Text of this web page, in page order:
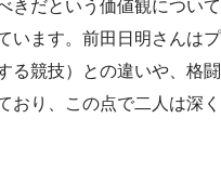
きだという価値観について
います。前田日明さんはプ
る競技）との違いや、格闘
おり、この点で二人は深く